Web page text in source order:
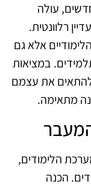
עולה
רלוונטית.
אלא גם
במציאות
להתאים את עצמם
מתאימה.
הלימודים,
הכנה